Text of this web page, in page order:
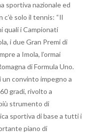
sportiva nazionale ed
c’è solo il tennis: “Il
quali i Campionati
i due Gran Premi di
a Imola, l’ormai
di Formula Uno.
convinto impegno a
gradi, rivolto a
strumento di
sportiva di base a tutti i
piano di